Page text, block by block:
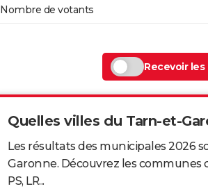
Nombre de votants
Recevoir
Quelles villes du Tarn-et-
Les résultats des municipales 2026
Garonne. Découvrez les communes
PS, LR...